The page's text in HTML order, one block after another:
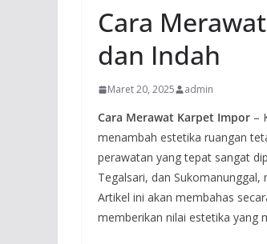
Cara
dan Indah
Maret 20, 2025 admin
Cara Merawat Karpet Impor –
menambah estetika ruangan
perawatan yang tepat sangat
Tegalsari, dan
Artikel ini akan membahas
memberikan nilai estetika yang